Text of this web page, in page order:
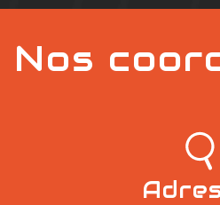
Nos